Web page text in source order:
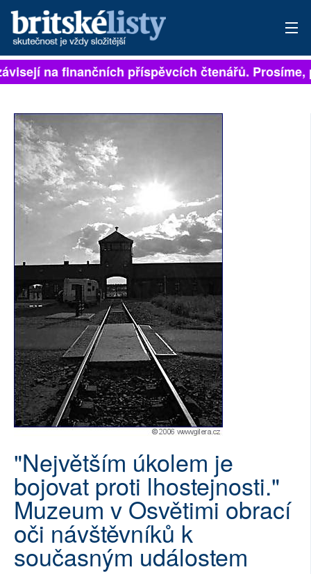
PŘIHLÁSIT
ARCHIV
ROZHOVORY
TÉMATA
NEJČTENĚJŠÍ ZA 7 DNÍ
AUTOŘI
PŘÍSPĚVKY NA PROVOZ
SOCIÁLNÍ SÍTĚ
RUBRIKY
PLNÁ VERZE STRÁNEK
na finančních příspěvcích čtenářů. Prosíme,
"Největším úkolem je
bojovat proti lhostejnosti."
Muzeum v Osvětimi obrací
oči návštěvníků k
současným událostem